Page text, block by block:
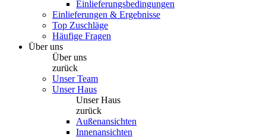
Einlieferungsbedingungen
Einlieferungen & Ergebnisse
Top Zuschläge
Häufige Fragen
Über uns
Über uns
zurück
Unser Team
Unser Haus
Unser Haus
zurück
Außenansichten
Innenansichten